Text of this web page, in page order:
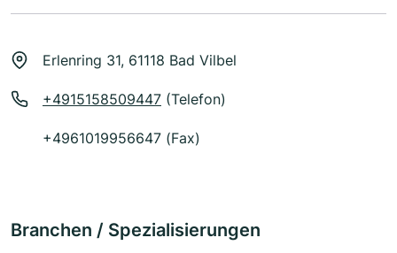
Erlenring 31, 61118 Bad Vilbel
+4915158509447 (Telefon)
+4961019956647 (Fax)
Branchen / Spezialisierungen